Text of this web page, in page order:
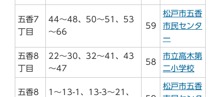
五香7
丁目
44～48、50～51、53
～66
59
松戸市五香
市民センタ
ー
五香8
丁目
22～30、32～41、43
～47
58
市立高木第
二小学校
五香8
1～13-1、13-3～21、
松戸市五香